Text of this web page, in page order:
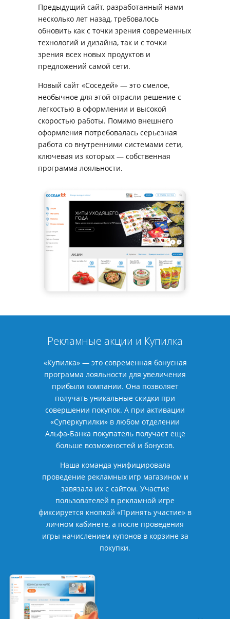
Предыдущий сайт, разработанный нами
несколько лет назад, требовалось
обновить как с точки зрения современных
технологий и дизайна, так и с точки
зрения всех новых продуктов и
предложений самой сети.
Новый сайт «Соседей» — это смелое,
необычное для этой отрасли решение с
легкостью в оформлении и высокой
скоростью работы. Помимо внешнего
оформления потребовалась серьезная
работа со внутренними системами сети,
ключевая из которых — собственная
программа лояльности.
Рекламные акции и Купилка
«Купилка» — это современная бонусная
программа лояльности для увеличения
прибыли компании. Она позволяет
получать уникальные скидки при
совершении покупок. А при активации
«Суперкупилки» в любом отделении
Альфа-Банка покупатель получает еще
больше возможностей и бонусов.
Наша команда унифицировала
проведение рекламных игр магазином и
завязала их с сайтом. Участие
пользователей в рекламной игре
фиксируется кнопкой «Принять участие» в
личном кабинете, а после проведения
игры начислением купонов в корзине за
покупки.